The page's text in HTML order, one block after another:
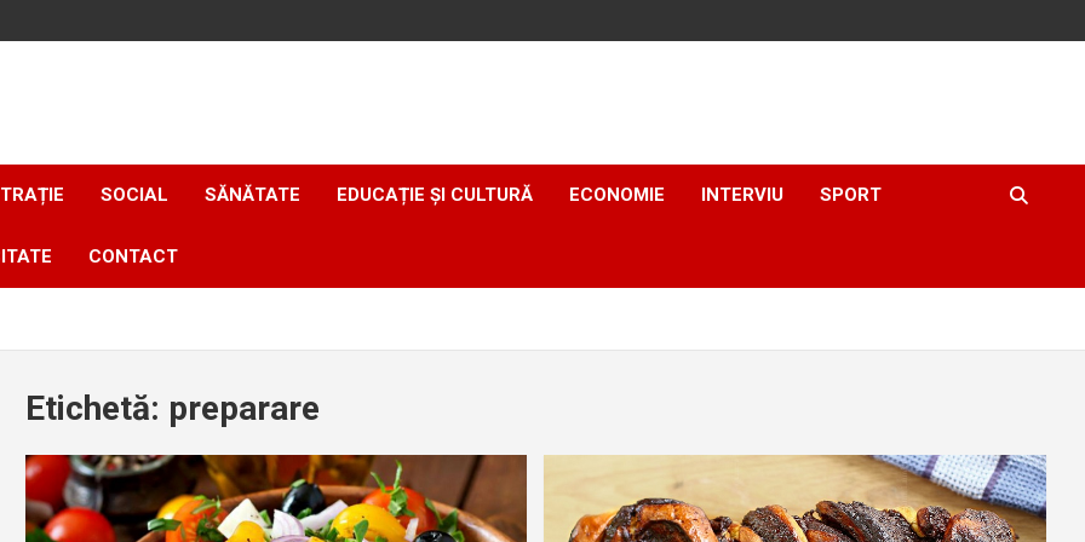
SOCIAL SĂNĂTATE EDUCAȚIE ȘI CULTURĂ ECONOMIE INTERVIU SPORT
CONTACT
Etichetă: preparare